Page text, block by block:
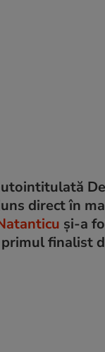
direct în
și-a
finalist